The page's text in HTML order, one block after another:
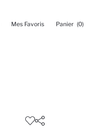
Mes Favoris Panier (0)